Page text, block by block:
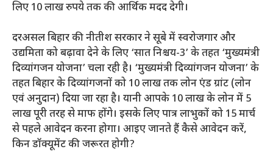
लिए 10 लाख रुपये तक की आर्थिक मदद देगी।
दरअसल बिहार की नीतीश सरकार ने सूबे में स्वरोजगार और
उद्यमिता को बढ़ावा देने के लिए ‘सात निश्चय-3’ के तहत ‘मुख्यमंत्री
दिव्यांगजन योजना’ चला रही है। ‘मुख्यमंत्री दिव्यांगजन योजना’ के
तहत बिहार के दिव्यांगजनों को 10 लाख तक लोन एंड ग्रांट (लोन
एवं अनुदान) दिया जा रहा है। यानी आपके 10 लाख के लोन में 5
लाख पूरी तरह से माफ होंगे। इसके लिए पात्र लाभुकों को 15 मार्च
से पहले आवेदन करना होगा। आइए जानते हैं कैसे आवेदन करें,
किन डॉक्यूमेंट की जरूरत होगी?